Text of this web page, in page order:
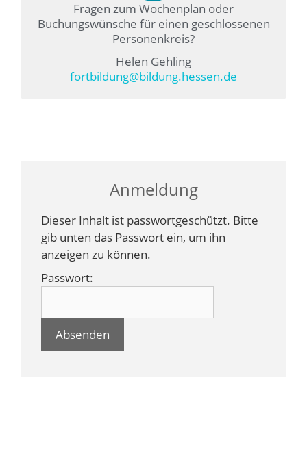
Fragen zum Wochenplan oder
Buchungswünsche für einen geschlossenen
Personenkreis?
Helen Gehling
fortbildung@bildung.hessen.de
Anmeldung
Dieser Inhalt ist passwortgeschützt. Bitte
gib unten das Passwort ein, um ihn
anzeigen zu können.
Passwort: